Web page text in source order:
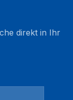
direkt in Ihr